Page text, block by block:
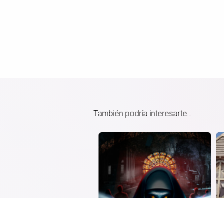
También podría interesarte...